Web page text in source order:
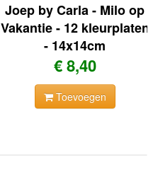
Joep by Carla - Milo op
Vakantie - 12 kleurplaten
- 14x14cm
€ 8,40
Toevoegen